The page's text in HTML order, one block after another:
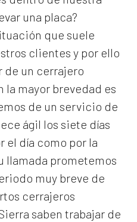
una placa?
que suele
clientes y por ello
de un cerrajero
la mayor brevedad es
de un servicio de
ágil los siete días
el día como por la
llamada prometemos
muy breve de
cerrajeros
saben trabajar de